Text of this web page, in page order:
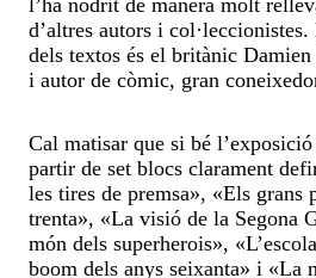
d’altres autors i col·leccionistes.
dels textos és el britànic
i autor de còmic, gran
Cal matisar que si bé
partir de set blocs clarament
les tires de premsa», «Els grans
trenta», «La visió de la Segona
món dels superherois»,
boom dels anys seixanta» i «La